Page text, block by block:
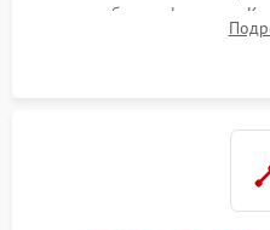
патрубках и фильтрах.
управления,